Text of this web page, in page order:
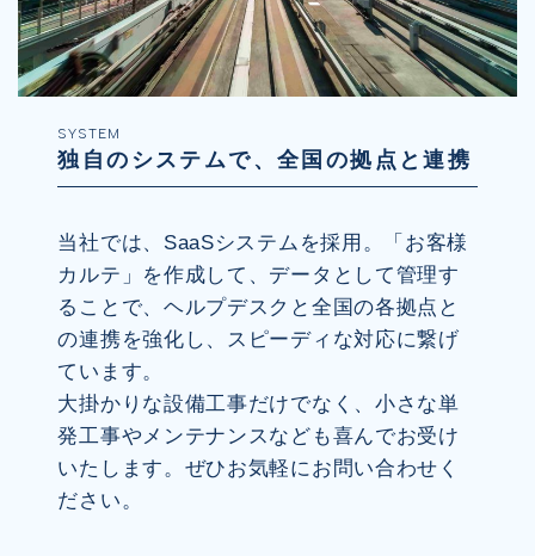
SYSTEM
独自のシステムで、全国の拠点と連携
当社では、SaaSシステムを採用。「お客様
カルテ」を作成して、データとして管理す
ることで、ヘルプデスクと全国の各拠点と
の連携を強化し、スピーディな対応に繋げ
ています。
大掛かりな設備工事だけでなく、小さな単
発工事やメンテナンスなども喜んでお受け
いたします。ぜひお気軽にお問い合わせく
ださい。